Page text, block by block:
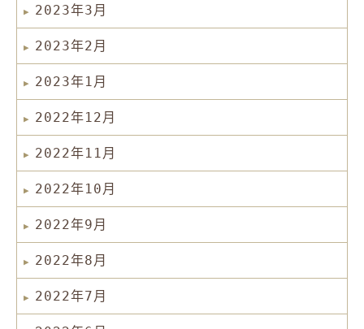
2023年3月
2023年2月
2023年1月
2022年12月
2022年11月
2022年10月
2022年9月
2022年8月
2022年7月